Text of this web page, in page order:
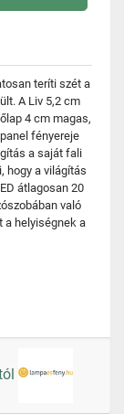
teríti szét a
A Liv 5,2 cm
4 cm magas,
fényereje
a saját fali
hogy a világítás
átlagosan 20
való
a helyiségnek a